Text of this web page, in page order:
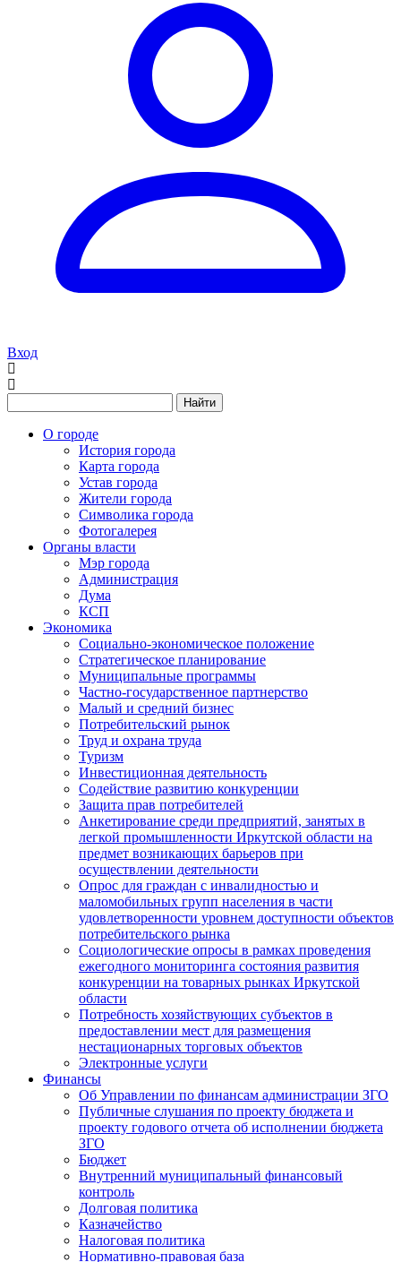
Вход
Найти
О городе
История города
Карта города
Устав города
Жители города
Символика города
Фотогалерея
Органы власти
Мэр города
Администрация
Дума
КСП
Экономика
Социально-экономическое положение
Стратегическое планирование
Муниципальные программы
Частно-государственное партнерство
Малый и средний бизнес
Потребительский рынок
Труд и охрана труда
Туризм
Инвестиционная деятельность
Содействие развитию конкуренции
Защита прав потребителей
Анкетирование среди предприятий, занятых в
легкой промышленности Иркутской области на
предмет возникающих барьеров при
осуществлении деятельности
Опрос для граждан с инвалидностью и
маломобильных групп населения в части
удовлетворенности уровнем доступности объектов
потребительского рынка
Социологические опросы в рамках проведения
ежегодного мониторинга состояния развития
конкуренции на товарных рынках Иркутской
области
Потребность хозяйствующих субъектов в
предоставлении мест для размещения
нестационарных торговых объектов
Электронные услуги
Финансы
Об Управлении по финансам администрации ЗГО
Публичные слушания по проекту бюджета и
проекту годового отчета об исполнении бюджета
ЗГО
Бюджет
Внутренний муниципальный финансовый
контроль
Долговая политика
Казначейство
Налоговая политика
Нормативно-правовая база